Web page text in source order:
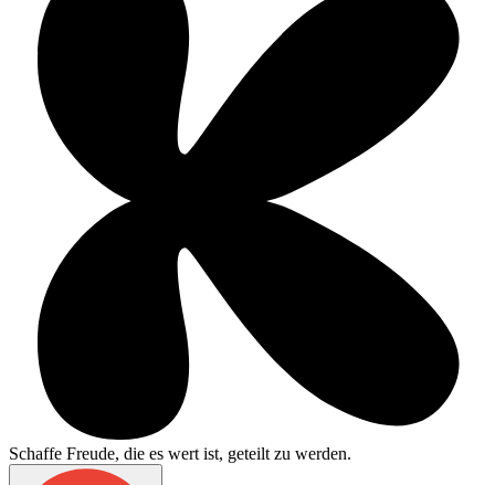
Schaffe Freude, die es wert ist, geteilt zu werden.